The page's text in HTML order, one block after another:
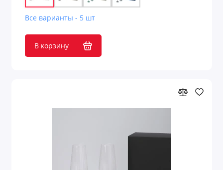
Все варианты - 5 шт
В корзину